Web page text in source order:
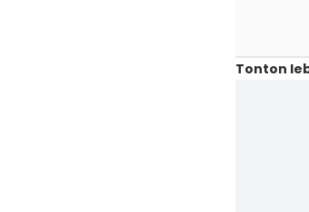
Tonton